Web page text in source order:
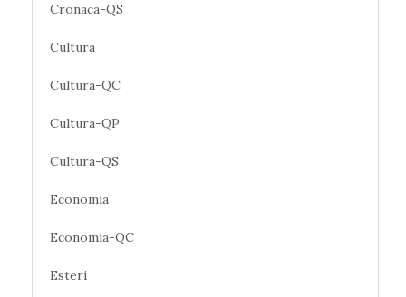
Cronaca-QS
Cultura
Cultura-QC
Cultura-QP
Cultura-QS
Economia
Economia-QC
Esteri